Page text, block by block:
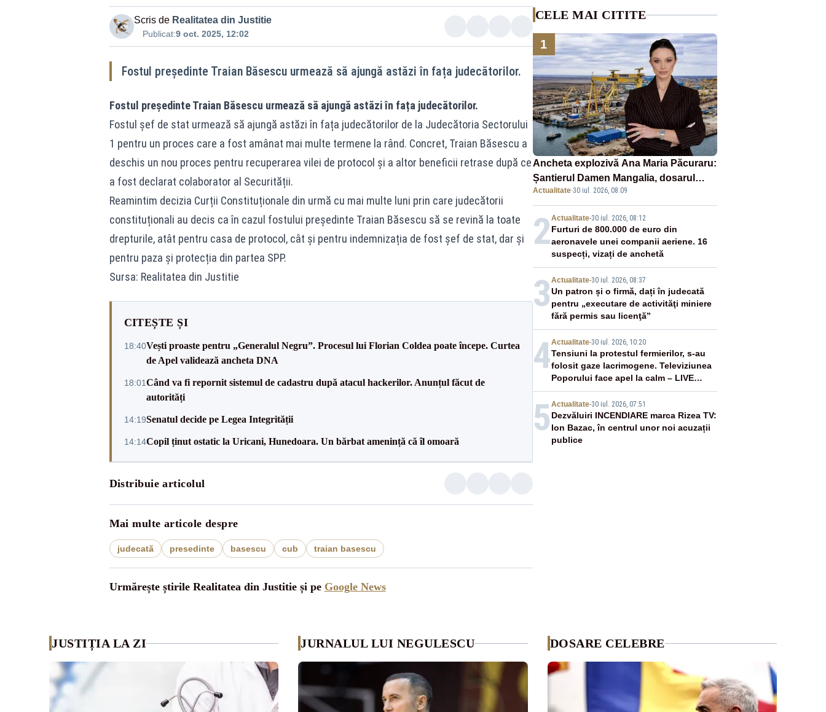
Scris de Realitatea din Justitie
Publicat:9 oct. 2025, 12:02
Fostul președinte Traian Băsescu urmează să ajungă astăzi în fața judecătorilor.
Fostul președinte Traian Băsescu urmează să ajungă astăzi în fața judecătorilor.
Fostul șef de stat urmează să ajungă astăzi în fața judecătorilor de la Judecătoria Sectorului
1 pentru un proces care a fost amânat mai multe termene la rând. Concret, Traian Băsescu a
deschis un nou proces pentru recuperarea vilei de protocol și a altor beneficii retrase după ce
a fost declarat colaborator al Securității.
Reamintim decizia Curții Constituționale din urmă cu mai multe luni prin care judecătorii
constituționali au decis ca în cazul fostului președinte Traian Băsescu să se revină la toate
drepturile, atât pentru casa de protocol, cât și pentru indemnizația de fost șef de stat, dar și
pentru paza și protecția din partea SPP.
Sursa: Realitatea din Justitie
CITEȘTE ȘI
18:40Vești proaste pentru „Generalul Negru”. Procesul lui Florian Coldea poate începe. Curtea
de Apel validează ancheta DNA
18:01Când va fi repornit sistemul de cadastru după atacul hackerilor. Anunțul făcut de
autorități
14:19Senatul decide pe Legea Integrității
14:14Copil ținut ostatic la Uricani, Hunedoara. Un bărbat amenință că îl omoară
Distribuie articolul
Mai multe articole despre
judecată presedinte basescu cub traian basescu
Urmărește știrile Realitatea din Justitie și pe Google News
CELE MAI CITITE
1
Ancheta explozivă Ana Maria Păcuraru:
Șantierul Damen Mangalia, dosarul
care scufundă apărarea României
Actualitate·30 iul. 2026, 08:09
2Actualitate-30 iul. 2026, 08:12
Furturi de 800.000 de euro din
aeronavele unei companii aeriene. 16
suspecți, vizați de anchetă
3 Actualitate-30 iul. 2026, 08:37
Un patron și o firmă, dați în judecată
pentru „executare de activităţi miniere
fără permis sau licenţă”
4Actualitate-30 iul. 2026, 10:20
Tensiuni la protestul fermierilor, s-au
folosit gaze lacrimogene. Televiziunea
Poporului face apel la calm – LIVE
TEXT
5 Actualitate-30 iul. 2026, 07:51
Dezvăluiri INCENDIARE marca Rizea TV:
Ion Bazac, în centrul unor noi acuzații
publice
JUSTIȚIA LA ZI JURNALUL LUI NEGULESCU DOSARE CELEBRE